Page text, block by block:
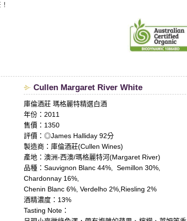
​Cullen Margaret River White
庫倫酒莊 瑪格麗特精選白酒
年份：2011
售價：1350
評價：◎James Halliday 92分
製造商：庫倫酒莊(Cullen Wines)
產地：澳洲-西澳/瑪格麗特河(Margaret River)
品種：Sauvignon Blanc 44%, Semillon 30%,
Chardonnay 16%,
Chenin Blanc 6%, Verdelho 2%,Riesling 2%
酒精濃度：13%
Tasting Note：